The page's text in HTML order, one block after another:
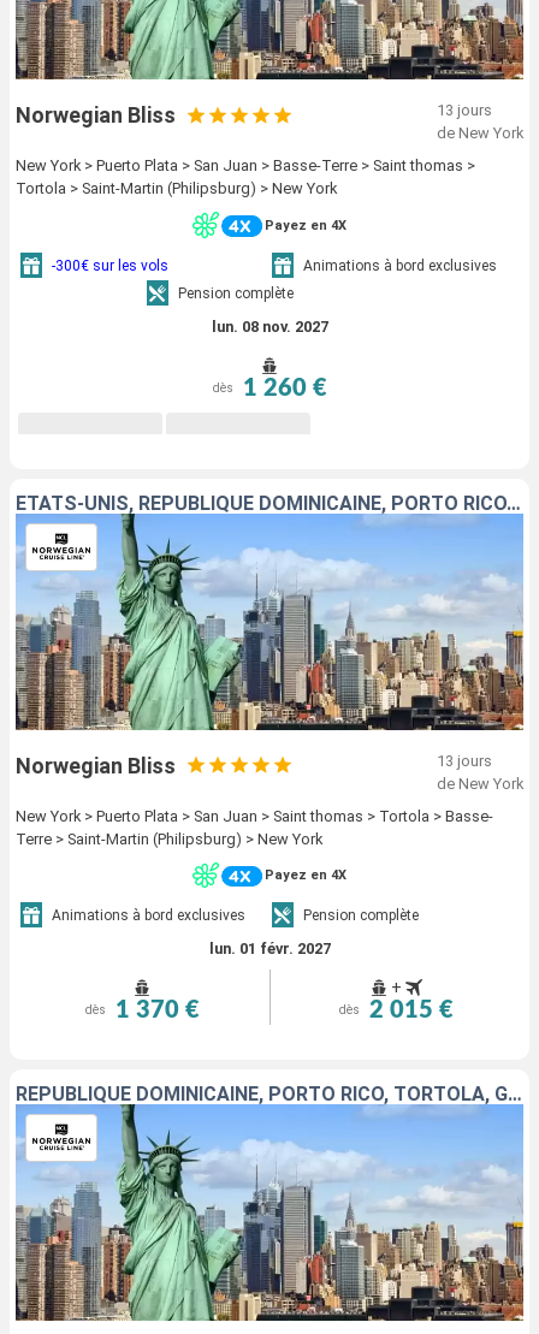
Norwegian Bliss
13 jours
de New York
New York > Puerto Plata > San Juan > Basse-Terre > Saint thomas >
Tortola > Saint-Martin (Philipsburg) > New York
Payez en 4X
-300€ sur les vols
Animations à bord exclusives
Pension complète
lun. 08 nov. 2027
dès 1 260 €
ÉTATS-UNIS, RÉPUBLIQUE DOMINICAINE, PORTO RICO, SAINT-THOMAS, TORTOLA, GUADELOUPE, SAINT-MARTIN
Norwegian Bliss
13 jours
de New York
New York > Puerto Plata > San Juan > Saint thomas > Tortola > Basse-
Terre > Saint-Martin (Philipsburg) > New York
Payez en 4X
Animations à bord exclusives Pension complète
lun. 01 févr. 2027
dès 1 370 €
+
dès 2 015 €
RÉPUBLIQUE DOMINICAINE, PORTO RICO, TORTOLA, GUADELOUPE, SAINT-MARTIN, SAINT-THOMAS, ÉTATS-UNIS